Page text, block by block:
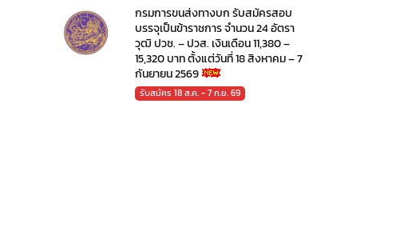
กรมการขนส่งทางบก รับสมัครสอบ
บรรจุเป็นข้าราชการ จำนวน 24 อัตรา
วุฒิ ปวช. – ปวส. เงินเดือน 11,380 –
15,320 บาท ตั้งแต่วันที่ 18 สิงหาคม – 7
กันยายน 2569
รับสมัคร 18 ส.ค. - 7 ก.ย. 69